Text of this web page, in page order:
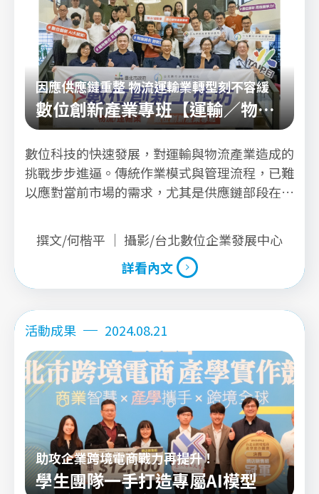
因應供應鏈重整 物流運輸業轉型刻不容緩
數位創新產業專班【運輸／物流
業】
數位科技的快速發展，對運輸與物流產業造成的
挑戰步步進逼。傳統作業模式與管理流程，已難
以應對當前市場的需求，尤其是供應鏈部段在重
將愈加迫切。
撰文/何楷平 ｜ 攝影/台北數位企業發展中心
詳看內文
活動成果
2024.08.21
助攻企業跨境電商戰力再提升！
學生團隊一手打造專屬AI模型